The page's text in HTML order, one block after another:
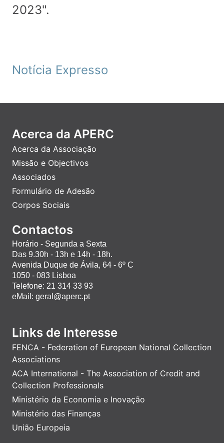
2023".
Notícia Expresso
Acerca da APERC
Acerca da Associação
Missão e Objectivos
Associados
Formulário de Adesão
Corpos Sociais
Contactos
Horário - Segunda a Sexta
Das 9.30h - 13h e 14h - 18h.
Avenida Duque de Ávila, 64 - 6º C
1050 - 083 Lisboa
Telefone: 21 314 33 93
eMail: geral@aperc.pt
Links de Interesse
FENCA - Federation of European National Collection
Associations
ACA International - The Association of Credit and
Collection Professionals
Ministério da Economia e Inovação
Ministério das Finanças
União Europeia